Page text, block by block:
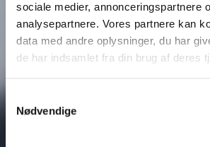
sociale medier, annonceringspartnere
analysepartnere. Vores partnere kan
data med andre oplysninger, du har
de har indsamlet fra din brug af deres
Nødvendige